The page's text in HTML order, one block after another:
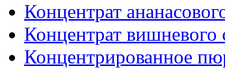
Концентрат
Концентрат вишневого
Концентрированное